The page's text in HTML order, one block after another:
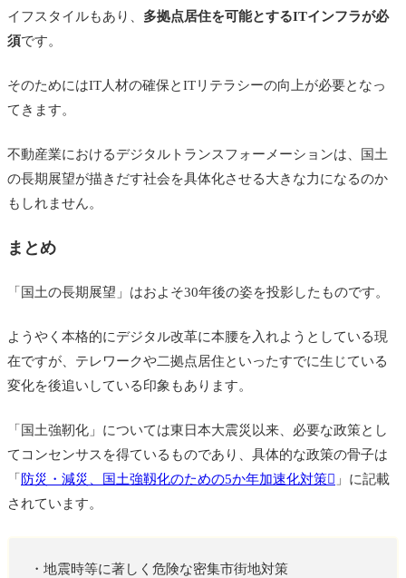
イフスタイルもあり、 多拠点居住を可能とするITインフラが必
須です。
そのためにはIT人材の確保とITリテラシーの向上が必要となっ
てきます。
不動産業におけるデジタルトランスフォーメーションは、国土
の長期展望が描きだす社会を具体化させる大きな力になるのか
もしれません。
まとめ
「国土の長期展望」はおよそ30年後の姿を投影したものです。
ようやく本格的にデジタル改革に本腰を入れようとしている現
在ですが、テレワークや二拠点居住といったすでに生じている
変化を後追いしている印象もあります。
「国土強靭化」については東日本大震災以来、必要な政策とし
てコンセンサスを得ているものであり、具体的な政策の骨子は
「防災・減災、国土強靱化のための5か年加速化対策
」に記載
されています。
・地震時等に著しく危険な密集市街地対策